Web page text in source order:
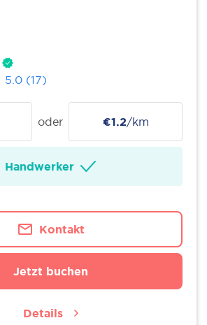
5.0 (17)
oder €1.2/km
Handwerker
Kontakt
Jetzt buchen
Details